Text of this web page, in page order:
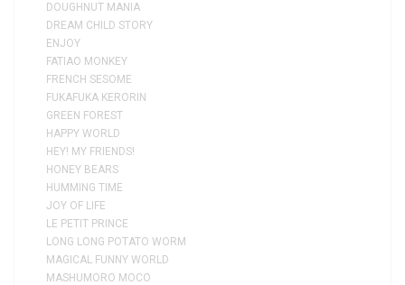
DOUGHNUT MANIA
DREAM CHILD STORY
ENJOY
FATIAO MONKEY
FRENCH SESOME
FUKAFUKA KERORIN
GREEN FOREST
HAPPY WORLD
HEY! MY FRIENDS!
HONEY BEARS
HUMMING TIME
JOY OF LIFE
LE PETIT PRINCE
LONG LONG POTATO WORM
MAGICAL FUNNY WORLD
MASHUMORO MOCO